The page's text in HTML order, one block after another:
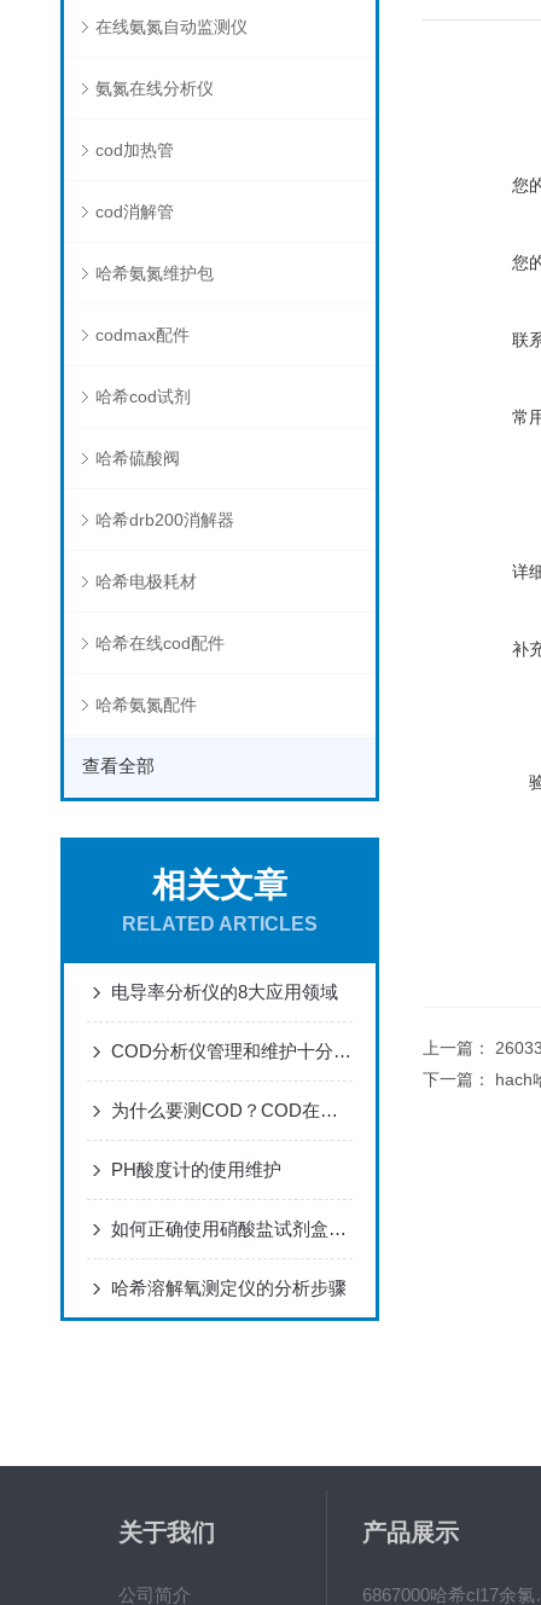
在线氨氮自动监测仪
氨氮在线分析仪
cod加热管
cod消解管
哈希氨氮维护包
codmax配件
哈希cod试剂
哈希硫酸阀
哈希drb200消解器
哈希电极耗材
哈希在线cod配件
哈希氨氮配件
查看全部
相关文章
RELATED ARTICLES
电导率分析仪的8大应用领域
COD分析仪管理和维护十分方便
为什么要测COD？COD在线分析仪检测采用的原理
PH酸度计的使用维护
如何正确使用硝酸盐试剂盒进行实验？
哈希溶解氧测定仪的分析步骤
您
您
联
常
详
补
上一篇：
下一篇： hach
关于我们
公司简介
产品展示
6867000